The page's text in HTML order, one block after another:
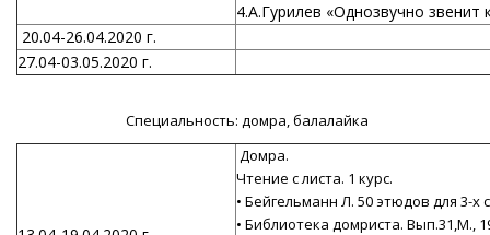
4.А.Гурилев «Однозвучно звенит
20.04-26.04.2020 г.
27.04-03.05.2020 г.
Специальность: домра, балалайка
Домра.
Чтение с листа. 1 курс.
• Бейгельманн Л. 50 этюдов для 3-
• Библиотека домриста. Вып.31,М.,